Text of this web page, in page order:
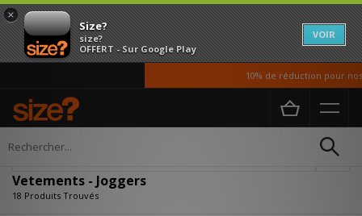
×
Size?
size?
OFFERT - Sur Google Play
VOIR
10% de réduction pour nos
Accueil Homme
Vetements - Joggers
18 Produits Trouvés